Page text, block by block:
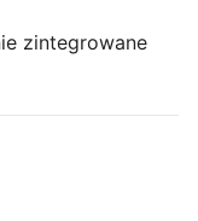
zintegrowane